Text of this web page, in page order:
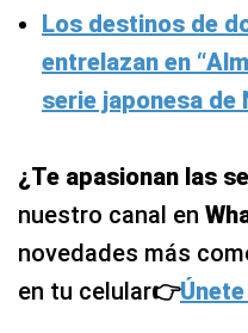
Los destinos de
entrelazan en
serie japonesa de
¿Te apasionan las
nuestro canal en
novedades más
en tu celular👉